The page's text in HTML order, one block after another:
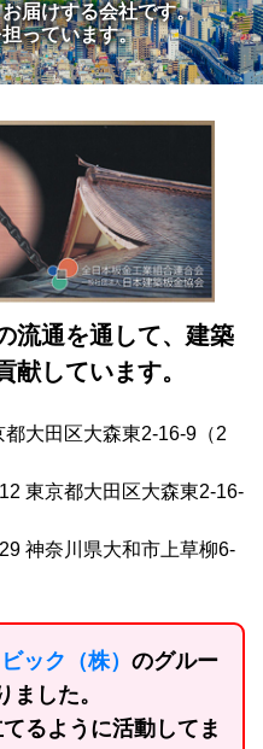
届けする会社です。
っています。
流通を通して、建築
献しています。
都大田区大森東2-16-9（2
東京都大田区大森東2-16-
神奈川県大和市上草柳6-
ック（株） のグルー
ました。
るように活動してま